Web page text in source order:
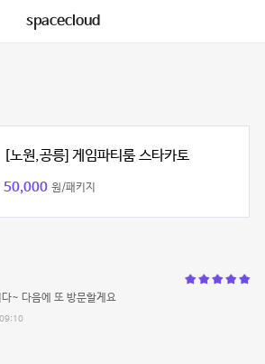
spacecloud
[노원,공릉] 게임파티룸 스타카토
50,000 원/패키지
~ 다음에 또 방문할게요